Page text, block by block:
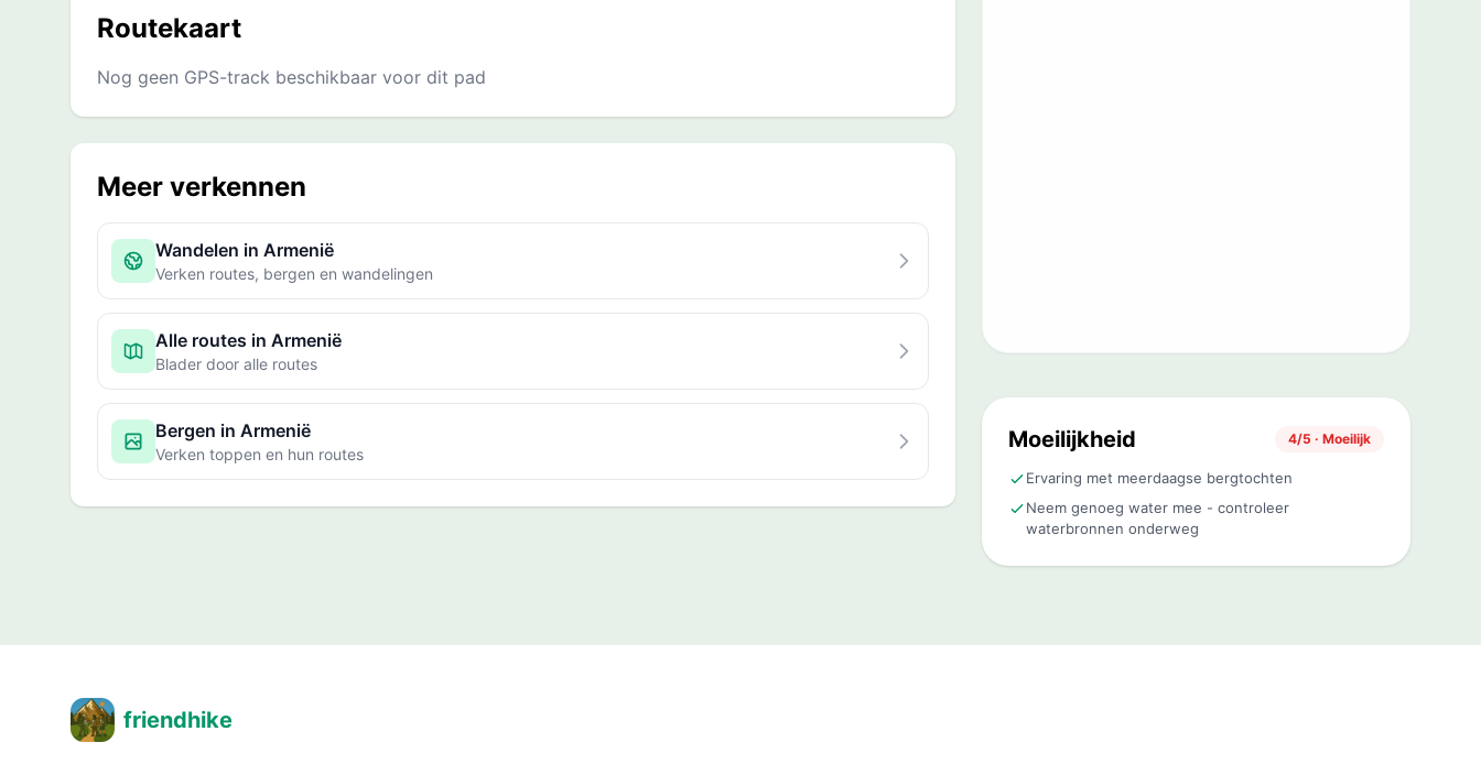
Routekaart
Nog geen GPS-track beschikbaar voor dit pad
Meer verkennen
Wandelen in Armenië
Verken routes, bergen en wandelingen
Alle routes in Armenië
Blader door alle routes
Bergen in Armenië
Verken toppen en hun routes
Moeilijkheid 4/5 · Moeilijk
Ervaring met meerdaagse bergtochten
Neem genoeg water mee - controleer
waterbronnen onderweg
friendhike